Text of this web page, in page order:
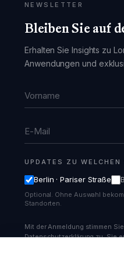
NEWSLETTER
Bleiben Sie auf
Erhalten Sie Insights zu
Anwendungen und
Vorname
E-Mail
UPDATES ZU WELCHEN
Berlin · Pariser Straße
Optional. Ohne Auswahl
Standorten.
Mit der Anmeldung stimmen
Datenschutzerklärung zu. Sie